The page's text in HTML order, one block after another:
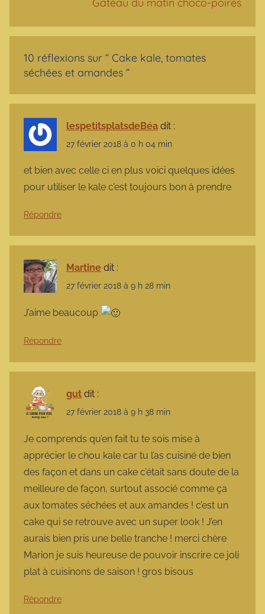
Gâteau du matin choco-poires
10 réflexions sur “ Cake kale, tomates
séchées et amandes ”
lespetitsplatsdeBéa dit :
27 février 2018 à 0 h 04 min
et bien avec celle ci en plus voici quelques idées
pour utiliser le kale c’est toujours bon à prendre
Répondre
Martine dit :
27 février 2018 à 9 h 28 min
J’aime beaucoup
Répondre
gut dit :
27 février 2018 à 9 h 38 min
Je comprends qu’en fait tu te sois mise à
apprécier le chou kale car tu l’as cuisiné de bien
des façon et dans un cake c’était sans doute de la
meilleure de façon, surtout associé comme ça
aux tomates séchées et aux amandes ! c’est un
cake qui se retrouve avec un super look ! J’en
aurais bien pris une belle tranche ! merci chère
Marion je suis heureuse de pouvoir inscrire ce joli
plat à cuisinons de saison ! gros bisous
Répondre